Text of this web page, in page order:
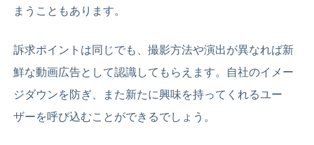
まうこともあります。
訴求ポイントは同じでも、撮影方法や演出が異なれば新
鮮な動画広告として認識してもらえます。自社のイメー
ジダウンを防ぎ、また新たに興味を持ってくれるユー
ザーを呼び込むことができるでしょう。